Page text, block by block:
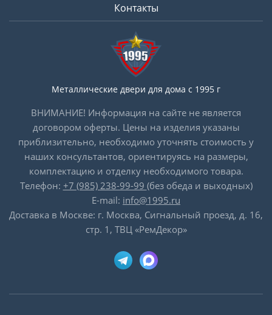
Контакты
Металлические двери для дома с 1995 г
ВНИМАНИЕ! Информация на сайте не является
договором оферты. Цены на изделия указаны
приблизительно, необходимо уточнять стоимость у
наших консультантов, ориентируясь на размеры,
комплектацию и отделку необходимого товара.
Телефон: +7 (985) 238-99-99 (без обеда и выходных)
E-mail: info@1995.ru
Доставка в Москве: г. Москва, Сигнальный проезд, д. 16,
стр. 1, ТВЦ «РемДекор»